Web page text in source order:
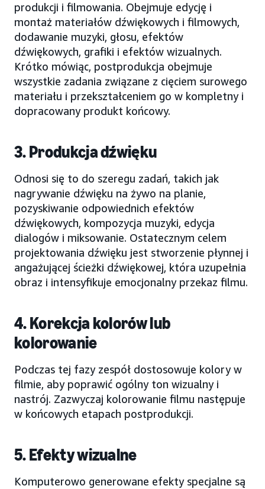
produkcji i filmowania. Obejmuje edycję i
montaż materiałów dźwiękowych i filmowych,
dodawanie muzyki, głosu, efektów
dźwiękowych, grafiki i efektów wizualnych.
Krótko mówiąc, postprodukcja obejmuje
wszystkie zadania związane z cięciem surowego
materiału i przekształceniem go w kompletny i
dopracowany produkt końcowy.
3. Produkcja dźwięku
Odnosi się to do szeregu zadań, takich jak
nagrywanie dźwięku na żywo na planie,
pozyskiwanie odpowiednich efektów
dźwiękowych, kompozycja muzyki, edycja
dialogów i miksowanie. Ostatecznym celem
projektowania dźwięku jest stworzenie płynnej i
angażującej ścieżki dźwiękowej, która uzupełnia
obraz i intensyfikuje emocjonalny przekaz filmu.
4. Korekcja kolorów lub
kolorowanie
Podczas tej fazy zespół dostosowuje kolory w
filmie, aby poprawić ogólny ton wizualny i
nastrój. Zazwyczaj kolorowanie filmu następuje
w końcowych etapach postprodukcji.
5. Efekty wizualne
Komputerowo generowane efekty specjalne są